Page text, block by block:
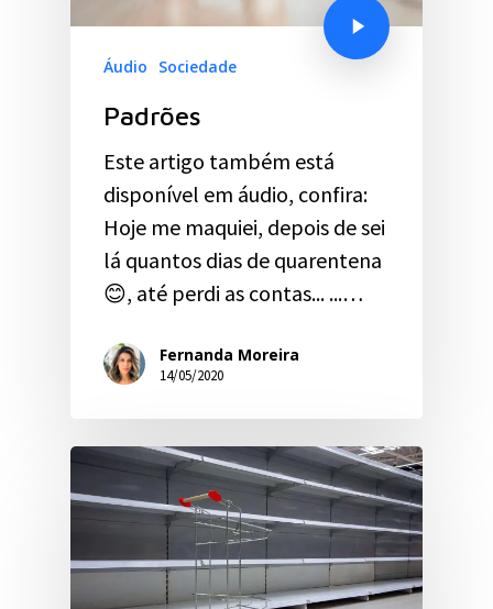
Áudio Sociedade
Padrões
Este artigo também está
disponível em áudio, confira:
Hoje me maquiei, depois de sei
lá quantos dias de quarentena
😊, até perdi as contas... ...…
Fernanda Moreira
14/05/2020